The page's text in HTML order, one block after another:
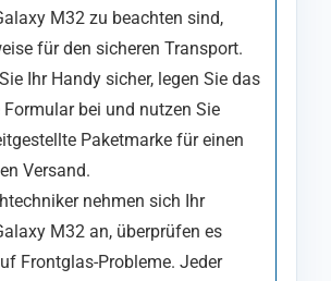
M32 zu beachten sind,
für den sicheren Transport.
Ihr Handy sicher, legen Sie das
bei und nutzen Sie
Paketmarke für einen
Versand.
nehmen sich Ihr
M32 an, überprüfen es
Frontglas-Probleme. Jeder